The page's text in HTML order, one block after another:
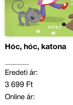
Hóc, hóc, katona
Eredeti ár:
3 699 Ft
Online ár: